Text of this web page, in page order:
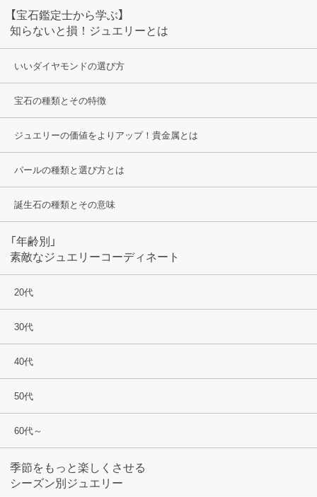
【宝石鑑定士から学ぶ】
知らないと損！ジュエリーとは
いいダイヤモンドの選び方
宝石の種類とその特徴
ジュエリーの価値をよりアップ！貴金属とは
パールの種類と選び方とは
誕生石の種類とその意味
「年齢別」
素敵なジュエリーコーディネート
20代
30代
40代
50代
60代～
季節をもっと楽しくさせる
シーズン別ジュエリー